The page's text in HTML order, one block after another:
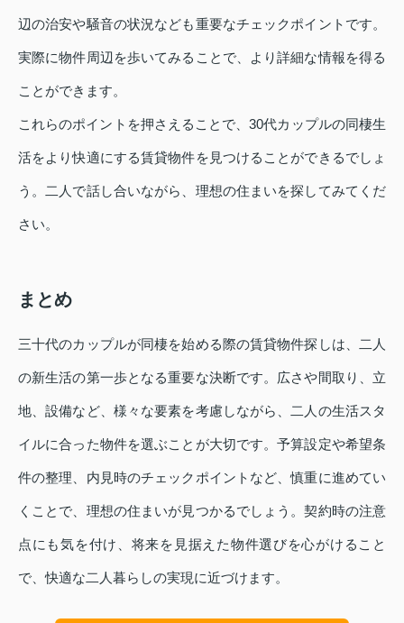
辺の治安や騒音の状況なども重要なチェックポイントです。
実際に物件周辺を歩いてみることで、より詳細な情報を得る
ことができます。
これらのポイントを押さえることで、30代カップルの同棲生
活をより快適にする賃貸物件を見つけることができるでしょ
う。二人で話し合いながら、理想の住まいを探してみてくだ
さい。
まとめ
三十代のカップルが同棲を始める際の賃貸物件探しは、二人
の新生活の第一歩となる重要な決断です。広さや間取り、立
地、設備など、様々な要素を考慮しながら、二人の生活スタ
イルに合った物件を選ぶことが大切です。予算設定や希望条
件の整理、内見時のチェックポイントなど、慎重に進めてい
くことで、理想の住まいが見つかるでしょう。契約時の注意
点にも気を付け、将来を見据えた物件選びを心がけること
で、快適な二人暮らしの実現に近づけます。